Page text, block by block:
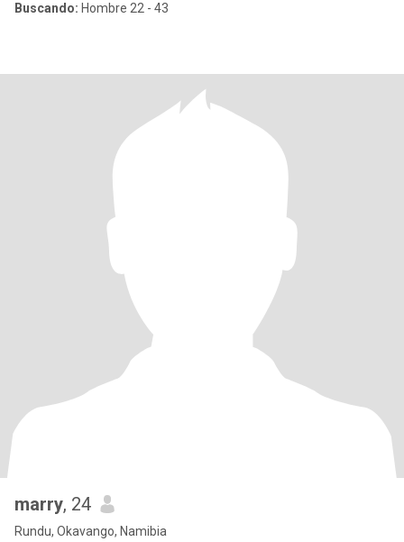
Buscando: Hombre 22 - 43
marry, 24
Rundu, Okavango, Namibia